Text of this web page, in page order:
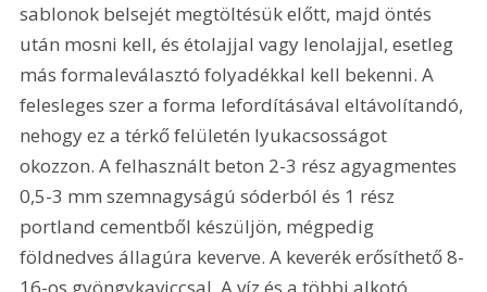
sablonok belsejét megtöltésük előtt, majd öntés
után mosni kell, és étolajjal vagy lenolajjal, esetleg
más formaleválasztó folyadékkal kell bekenni. A
felesleges szer a forma lefordításával eltávolítandó,
nehogy ez a térkő felületén lyukacsosságot
okozzon. A felhasznált beton 2-3 rész agyagmentes
0,5-3 mm szemnagyságú sóderból és 1 rész
portland cementből készüljön, mégpedig
földnedves állagúra keverve. A keverék erősíthető 8-